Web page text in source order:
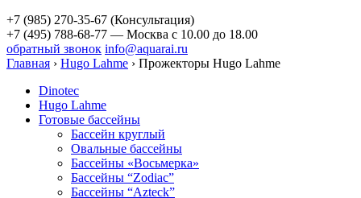
+7 (985) 270-35-67 (Консультация)
+7 (495) 788-68-77 — Москва с 10.00 до 18.00
обратный звонок info@aquarai.ru
Главная › Hugo Lahme › Прожекторы Hugo Lahme
Dinotec
Hugo Lahme
Готовые бассейны
Бассейн круглый
Овальные бассейны
Бассейны «Восьмерка»
Бассейны “Zodiac”
Бассейны “Azteck”